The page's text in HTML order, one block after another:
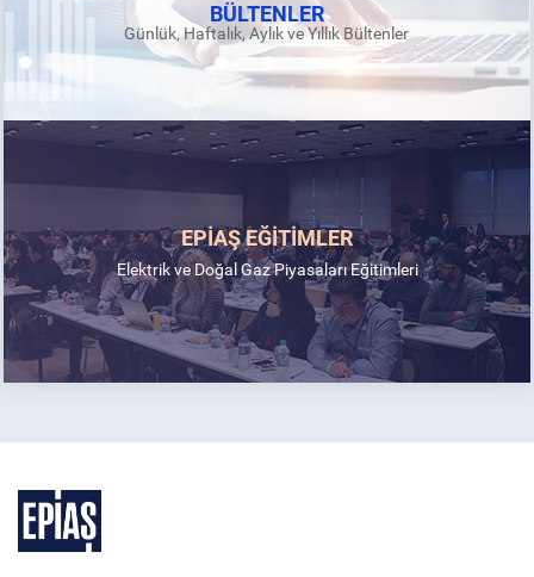
BÜLTENLER
Günlük, Haftalık, Aylık ve Yıllık Bültenler
EPİAŞ EĞİTİMLER
Elektrik ve Doğal Gaz Piyasaları Eğitimleri